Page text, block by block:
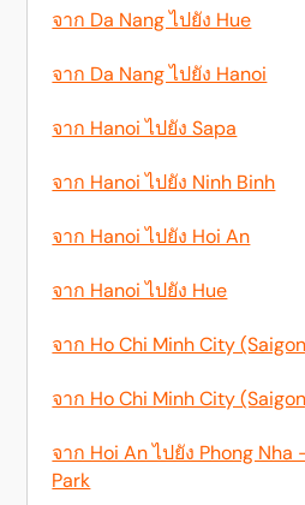
จาก Da Nang ไปยัง Hue
จาก Da Nang ไปยัง Hanoi
จาก Hanoi ไปยัง Sapa
จาก Hanoi ไปยัง Ninh Binh
จาก Hanoi ไปยัง Hoi An
จาก Hanoi ไปยัง Hue
จาก Ho Chi Minh City
จาก Ho Chi Minh City
จาก Hoi An ไปยัง Phong Nha
Park